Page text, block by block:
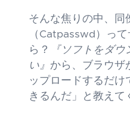
そんな焦りの中、同
（Catpasswd）っ
ら？
『ソフトをダ
い』 から、ブラウザ
ップロードするだ
きるんだ」と教えて